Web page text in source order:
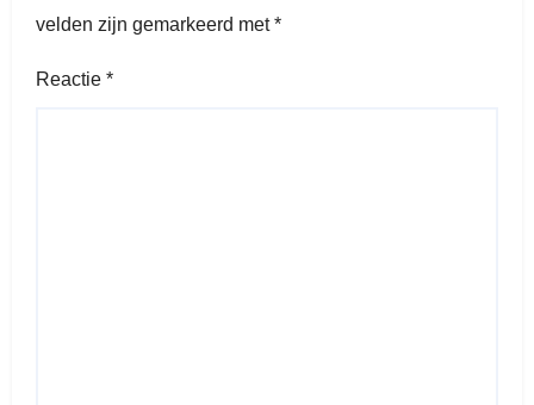
velden zijn gemarkeerd met*
Reactie *